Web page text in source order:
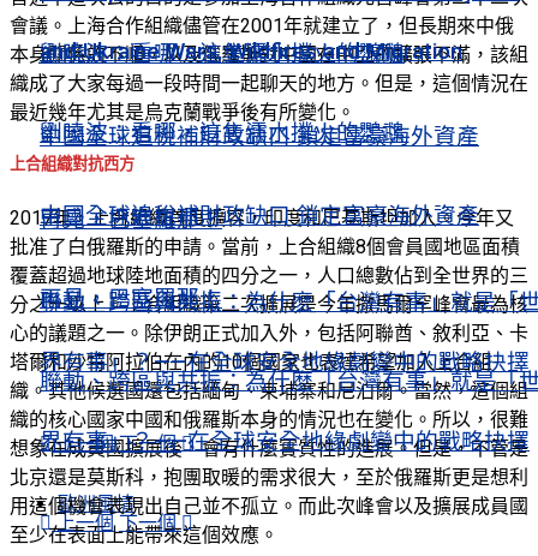
劉曉波：看哪，這隻濡水撲火的鸚鵡
中國全球追稅補財政缺口 鎖定富豪海外資產
再見，巴塞羅那！
聯動、跨區與共振：為什麽「台灣有事」就是「
界有事」？——在全球安全地緣劇變中的戰略抉擇
上一個 下一個
歐洲風情
and Ukraine Wars, Wildfires and Migration
劉曉波：看哪，這隻濡水撲火的鸚鵡
中國全球追稅補財政缺口 鎖定富豪海外資產
再見，巴塞羅那！
聯動、跨區與共振：為什麽「台灣有事」就是「
界有事」？——在全球安全地緣劇變中的戰略抉擇
上一個 下一個
會議。上海合作組織儘管在2001年就建立了，但長期來中俄
本身關係的不順，以及俄羅斯對中國在中亞的擴張不滿，該組
織成了大家每過一段時間一起聊天的地方。但是，這個情況在
最近幾年尤其是烏克蘭戰爭後有所變化。
上合組織對抗西方
2017年，上合組織首度擴容，印度和巴基斯坦加入。今年又
批准了白俄羅斯的申請。當前，上合組織8個會員國地區面積
覆蓋超過地球陸地面積的四分之一，人口總數佔到全世界的三
分之一以上。上合組織第二次擴展是今年撒馬爾罕峰會最為核
心的議題之一。除伊朗正式加入外，包括阿聯酋、敘利亞、卡
塔爾和沙特阿拉伯在內的10個國家也表達希望加入上合組
織。其他候選國還包括緬甸、柬埔寨和尼泊爾。當然，這個組
織的核心國家中國和俄羅斯本身的情況也在變化。所以，很難
想象在成員國擴展後，會有什麼實質性的進展。但是，不管是
北京還是莫斯科，抱團取暖的需求很大，至於俄羅斯更是想利
用這個機會表現出自己並不孤立。而此次峰會以及擴展成員國
至少在表面上能帶來這個效應。